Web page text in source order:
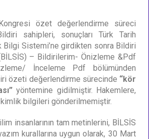
özet değerlendirme süreci
sahipleri, sonuçları Türk Tarih
Bilgi Sistemi’ne girdikten sonra Bildiri
– Bildirilerim- Önizleme &Pdf
İnceleme Pdf bölümünden
özeti değerlendirme sürecinde “kör
yöntemine gidilmiştir. Hakemlere,
bilgileri gönderilmemiştir.
insanlarının tam metinlerini, BİLSİS
kurallarına uygun olarak, 30 Mart